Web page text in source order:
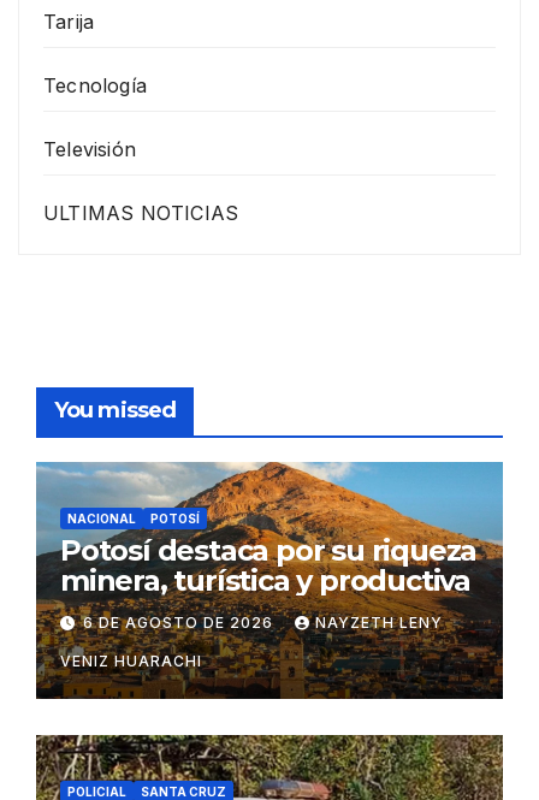
Tarija
Tecnología
Televisión
ULTIMAS NOTICIAS
You missed
NACIONAL POTOSÍ
Potosí destaca por su riqueza
minera, turística y productiva
6 DE AGOSTO DE 2026 NAYZETH LENY
VENIZ HUARACHI
POLICIAL SANTA CRUZ